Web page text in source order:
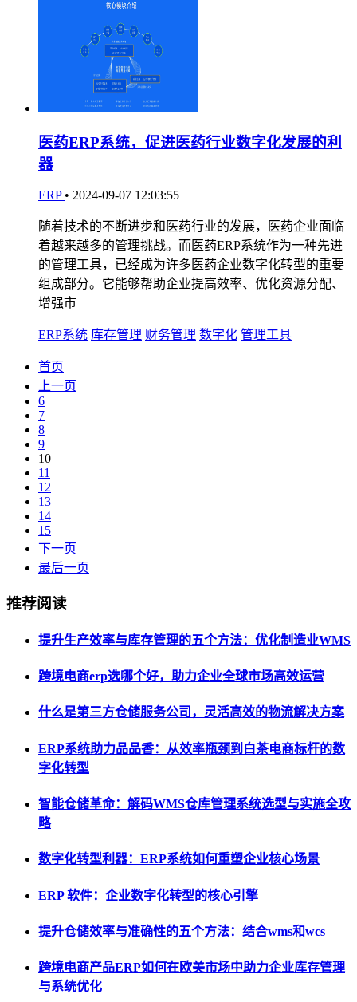
医药ERP系统，促进医药行业数字化发展的利
器
ERP • 2024-09-07 12:03:55
随着技术的不断进步和医药行业的发展，医药企业面临
着越来越多的管理挑战。而医药ERP系统作为一种先进
的管理工具，已经成为许多医药企业数字化转型的重要
组成部分。它能够帮助企业提高效率、优化资源分配、
增强市
ERP系统 库存管理 财务管理 数字化 管理工具
首页
上一页
6
7
8
9
10
11
12
13
14
15
下一页
最后一页
推荐阅读
提升生产效率与库存管理的五个方法：优化制造业WMS
跨境电商erp选哪个好，助力企业全球市场高效运营
什么是第三方仓储服务公司，灵活高效的物流解决方案
ERP系统助力品品香：从效率瓶颈到白茶电商标杆的数
字化转型
智能仓储革命：解码WMS仓库管理系统选型与实施全攻
略
数字化转型利器：ERP系统如何重塑企业核心场景
ERP 软件：企业数字化转型的核心引擎
提升仓储效率与准确性的五个方法：结合wms和wcs
跨境电商产品ERP如何在欧美市场中助力企业库存管理
与系统优化